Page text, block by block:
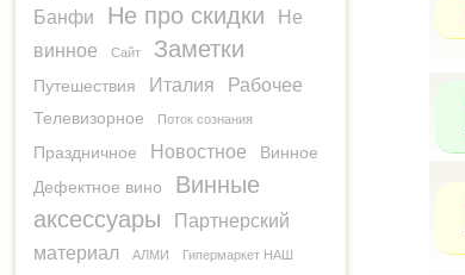
Банфи Не про скидки
Не
винное
Сайт Заметки
Путешествия Италия Рабочее
Телевизорное Поток сознания
Праздничное Новостное
Винное
Дефектное вино
Винные
аксессуары
Партнерский
материал
АЛМИ Гипермаркет НАШ